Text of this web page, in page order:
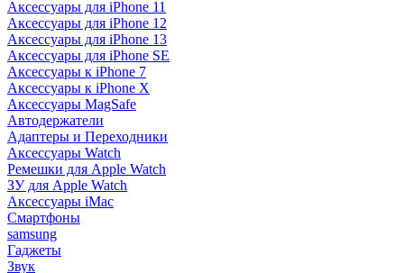
Аксессуары для iPhone 11
Аксессуары для iPhone 12
Аксессуары для iPhone 13
Аксессуары для iPhone SE
Аксессуары к iPhone 7
Аксессуары к iPhone X
Аксессуары MagSafe
Автодержатели
Адаптеры и Переходники
Аксессуары Watch
Ремешки для Apple Watch
ЗУ для Apple Watch
Аксессуары iMac
Смартфоны
samsung
Гаджеты
Звук